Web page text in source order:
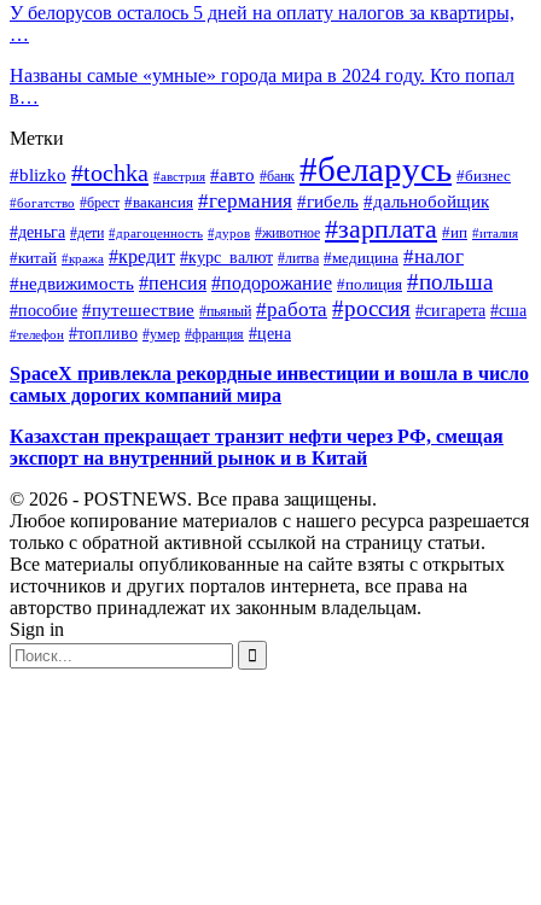
У белорусов осталось 5 дней на оплату налогов за квартиры,
…
Названы самые «умные» города мира в 2024 году. Кто попал
в…
Метки
#blizko #tochka #австрия #авто #банк #беларусь #бизнес
#богатство #брест #вакансия #германия #гибель #дальнобойщик
#деньга #дети #драгоценность #дуров #животное #зарплата #ип #италия
#китай #кража #кредит #курс_валют #литва #медицина #налог
#недвижимость #пенсия #подорожание #полиция #польша
#пособие #путешествие #пьяный #работа #россия #сигарета #сша
#телефон #топливо #умер #франция #цена
SpaceX привлекла рекордные инвестиции и вошла в число
самых дорогих компаний мира
Казахстан прекращает транзит нефти через РФ, смещая
экспорт на внутренний рынок и в Китай
© 2026 - POSTNEWS. Все права защищены.
Любое копирование материалов с нашего ресурса разрешается
только с обратной активной ссылкой на страницу статьи.
Все материалы опубликованные на сайте взяты с открытых
источников и других порталов интернета, все права на
авторство принадлежат их законным владельцам.
Sign in